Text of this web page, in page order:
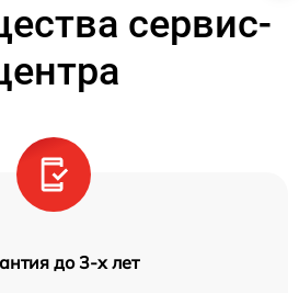
сервис-
до 3-х лет